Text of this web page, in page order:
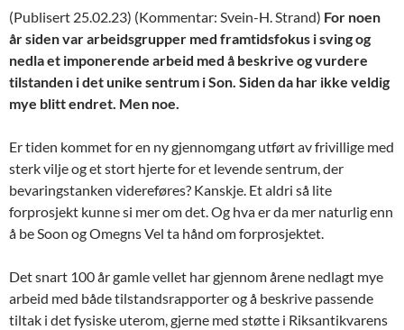
(Publisert 25.02.23) (Kommentar: Svein-H. Strand) For noen
år siden var arbeidsgrupper med framtidsfokus i sving og
nedla et imponerende arbeid med å beskrive og vurdere
tilstanden i det unike sentrum i Son. Siden da har ikke veldig
mye blitt endret. Men noe.
Er tiden kommet for en ny gjennomgang utført av frivillige med
sterk vilje og et stort hjerte for et levende sentrum, der
bevaringstanken videreføres? Kanskje. Et aldri så lite
forprosjekt kunne si mer om det. Og hva er da mer naturlig enn
å be Soon og Omegns Vel ta hånd om forprosjektet.
Det snart 100 år gamle vellet har gjennom årene nedlagt mye
arbeid med både tilstandsrapporter og å beskrive passende
tiltak i det fysiske uterom, gjerne med støtte i Riksantikvarens